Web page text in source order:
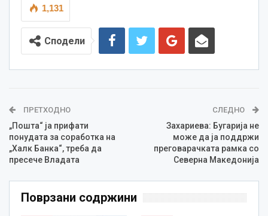
1,131
Сподели
ПРЕТХОДНО
„Пошта“ ја прифати
понудата за соработка на
„Халк Банка“, треба да
пресече Владата
СЛЕДНО
Захариева: Бугарија не
може да ја поддржи
преговарачката рамка со
Северна Македонија
Поврзани содржини